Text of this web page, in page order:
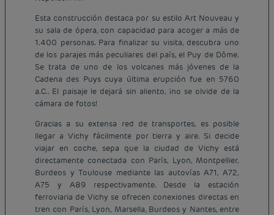
Esta construcción destaca por su estilo Art Nouveau y
su sala de ópera, con capacidad para acoger a más de
1.400 personas. Para finalizar su visita, descubra uno
de los parajes más peculiares del país, el Puy de Dôme.
Se trata de uno de los volcanes más jóvenes de la
Cadena des Puys cuya última erupción fue en 5760
a.C.. El paisaje le dejará sin aliento, ¡no se olvide de la
cámara de fotos!
Gracias a su extensa red de transportes, es posible
llegar a Vichy fácilmente por tierra y aire. Si decide
viajar en coche, sepa que la ciudad de Vichy está
directamente conectada con París, Lyon, Montpellier,
Burdeos y Toulouse mediante las autovías A71, A72,
A75 y A89 respectivamente. Desde la estación
ferroviaria de Vichy se ofrecen conexiones directas en
tren con París, Lyon, Marsella, Burdeos y Nantes, entre